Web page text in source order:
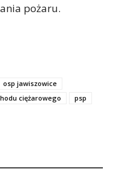
pożaru.
osp jawiszowice
ciężarowego psp